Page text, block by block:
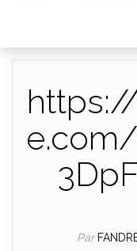
e.com/
Par